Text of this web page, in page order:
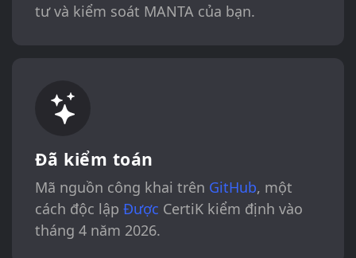
tư và kiểm soát MANTA của bạn.
Đã kiểm toán
Mã nguồn công khai trên GitHub, một
cách độc lập Được CertiK kiểm định vào
tháng 4 năm 2026.